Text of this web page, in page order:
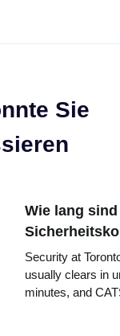
Sie
Wie lang
am Toronto
Flughafen?
Security at
usually clears in
minutes, and